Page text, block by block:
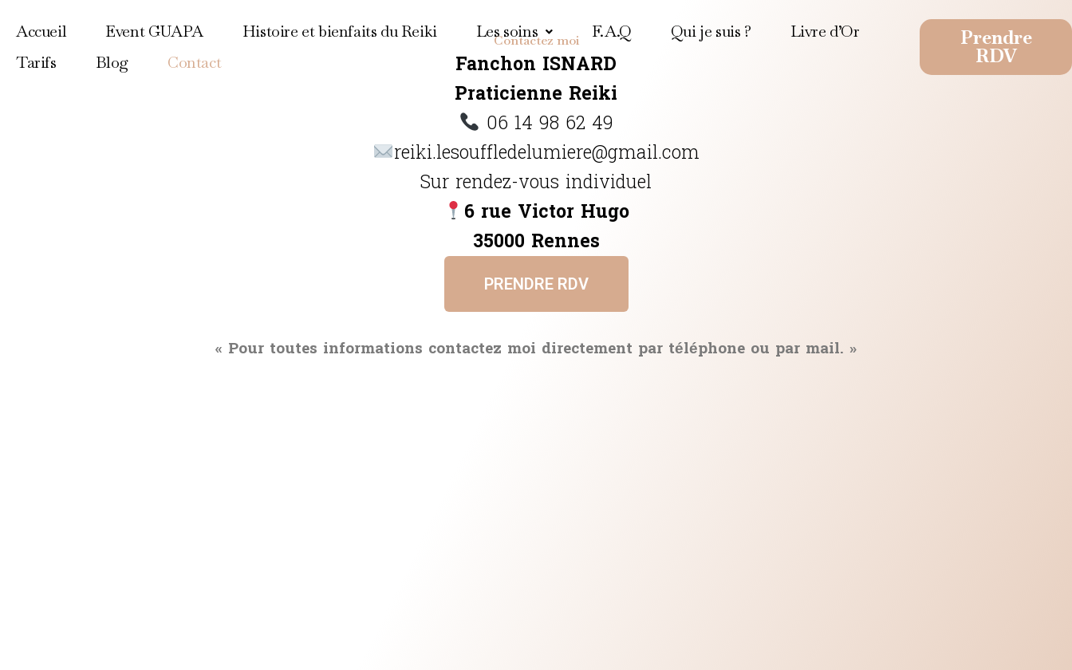
Accueil Event GUAPA Histoire et bienfaits du Reiki​ Les soins F.A.Q Qui je suis ?
Livre d’Or
Tarifs
Blog Contact
Prendre
RDV
Contactez moi
Fanchon ISNARD
Praticienne Reiki
06 14 98 62 49
reiki.lesouffledelumiere@gmail.com
Sur rendez-vous individuel
6 rue Victor Hugo
35000 Rennes
PRENDRE RDV
« Pour toutes informations contactez moi directement par téléphone ou par mail. »